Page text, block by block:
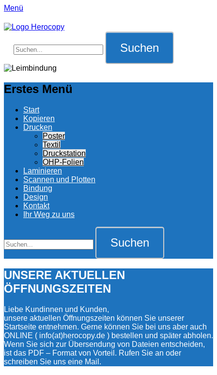
Menü
für:
Erstes Menü
Zum
Inhalt:
Start
Kopieren
Drucken
Poster
Textil
Druckstation
OHP-Folien
Laminieren
Scannen und Plotten
Bindung
Design
Kontakt
Ihr Weg zu uns
für:
UNSERE AKTUELLEN
ÖFFNUNGSZEITEN
Liebe Kundinnen und Kunden,
unsere aktuellen Öffnungszeiten können Sie unserer
Startseite entnehmen. Gerne können Sie bei uns aber auch
ONLINE ( info(at)herocopy.de ) bestellen und später abholen.
Wenn Sie sich zur Übersendung von Dateien entscheiden,
ist das PDF – Format von Vorteil. Rufen Sie an oder
schreiben Sie uns eine Mail.